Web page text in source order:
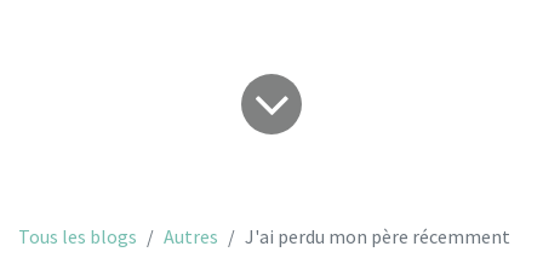
Tous les blogs Autres J'ai perdu mon père récemment